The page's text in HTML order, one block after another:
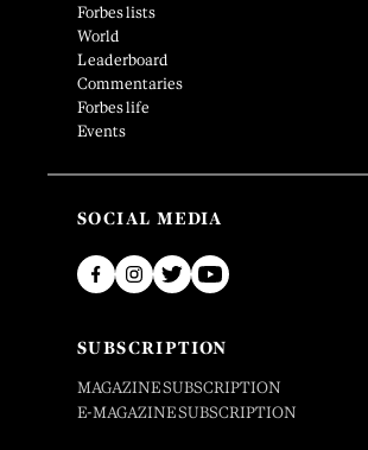
Forbes lists
World
Leaderboard
Commentaries
Forbes life
Events
SOCIAL MEDIA
SUBSCRIPTION
MAGAZINE SUBSCRIPTION
E-MAGAZINE SUBSCRIPTION